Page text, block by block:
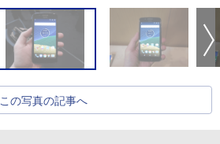
この写真の記事へ